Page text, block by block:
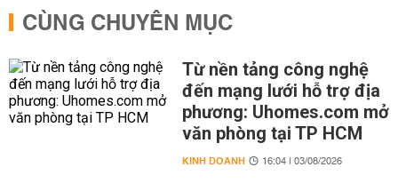
CÙNG CHUYÊN MỤC
Từ nền tảng công nghệ
đến mạng lưới hỗ trợ địa
phương: Uhomes.com mở
văn phòng tại TP HCM
KINH DOANH 16:04 | 03/08/2026